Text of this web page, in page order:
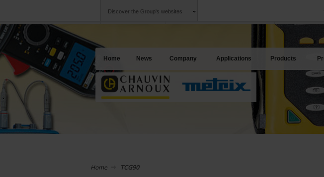
Discover the Group's websites
International
Our
Home News Company Applications Products
Home TCG90